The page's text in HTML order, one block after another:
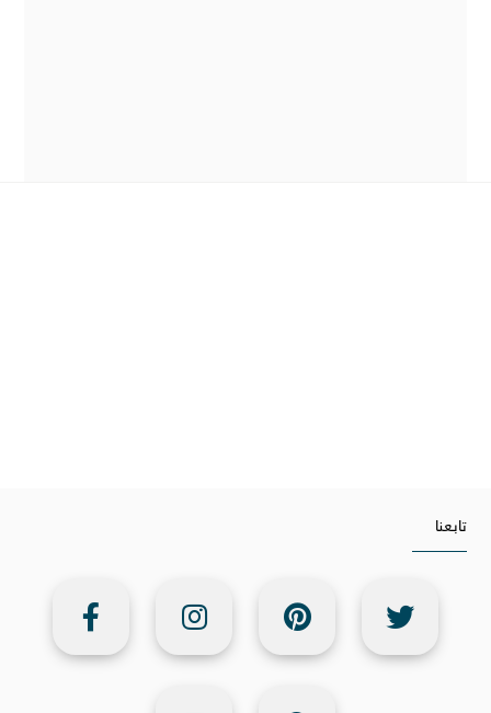
تابعنا